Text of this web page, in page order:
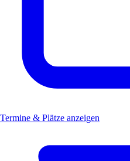
Termine & Plätze anzeigen